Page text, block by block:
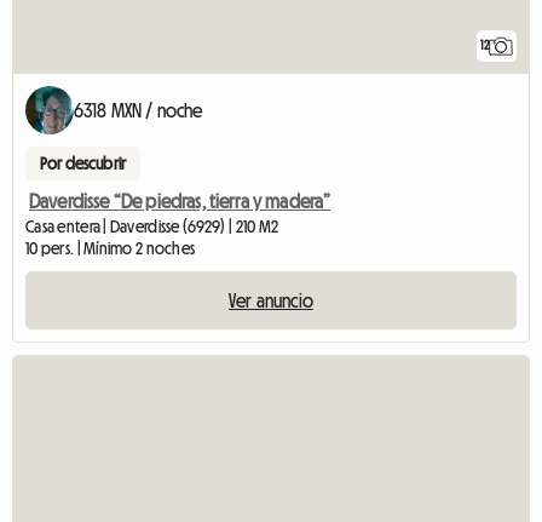
12
6318 MXN / noche
Por descubrir
Daverdisse “De piedras, tierra y madera”
Casa entera | Daverdisse (6929) | 210 M2
10 pers. | Mínimo 2 noches
Ver anuncio